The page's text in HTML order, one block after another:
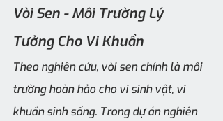
Vòi Sen - Môi Trường Lý
Tưởng Cho Vi Khuẩn
Theo nghiên cứu, vòi sen chính là môi
trường hoàn hảo cho vi sinh vật, vi
khuẩn sinh sống. Trong dự án nghiên